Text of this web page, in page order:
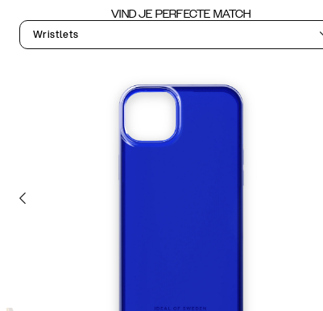
VIND JE PERFECTE MATCH
Wristlets